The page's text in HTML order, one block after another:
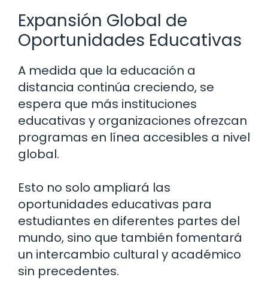
Expansión Global de
Oportunidades Educativas
A medida que la educación a
distancia continúa creciendo, se
espera que más instituciones
educativas y organizaciones ofrezcan
programas en línea accesibles a nivel
global.
Esto no solo ampliará las
oportunidades educativas para
estudiantes en diferentes partes del
mundo, sino que también fomentará
un intercambio cultural y académico
sin precedentes.